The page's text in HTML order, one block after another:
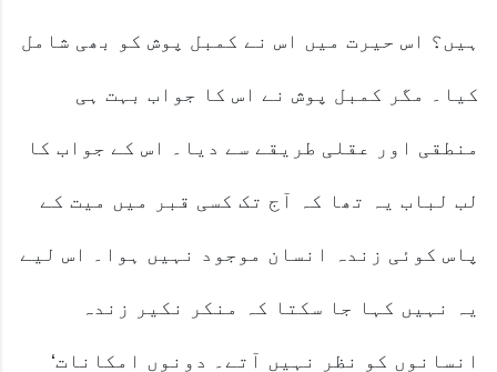
ہیں؟ اس حیرت میں اس نے کمبل پوش کو بھی شامل
کیا۔ مگر کمبل پوش نے اس کا جواب بہت ہی
منطقی اور عقلی طریقے سے دیا۔ اس کے جواب کا
لب لباب یہ تھا کہ آج تک کسی قبر میں میت کے
پاس کوئی زندہ انسان موجود نہیں ہوا۔ اس لیے
یہ نہیں کہا جا سکتا کہ منکر نکیر زندہ
انسانوں کو نظر نہیں آتے۔ دونوں امکانات‘